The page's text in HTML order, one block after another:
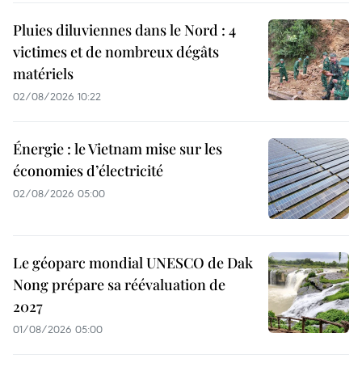
Pluies diluviennes dans le Nord : 4
victimes et de nombreux dégâts
matériels
02/08/2026 10:22
Énergie : le Vietnam mise sur les
économies d’électricité
02/08/2026 05:00
Le géoparc mondial UNESCO de Dak
Nong prépare sa réévaluation de
2027
01/08/2026 05:00